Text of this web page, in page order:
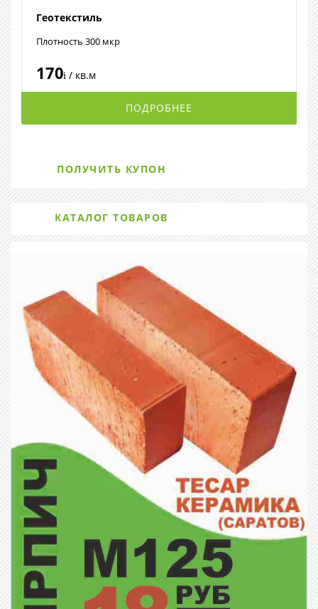
Геотекстиль
Плотность 300 мкр
170i / кв.м
ПОДРОБНЕЕ
ПОЛУЧИТЬ КУПОН
КАТАЛОГ ТОВАРОВ